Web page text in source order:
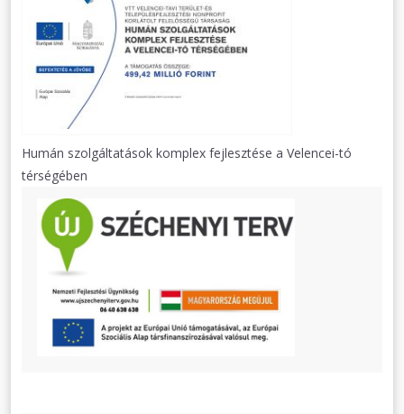
Humán szolgáltatások komplex fejlesztése a Velencei-tó
térségében